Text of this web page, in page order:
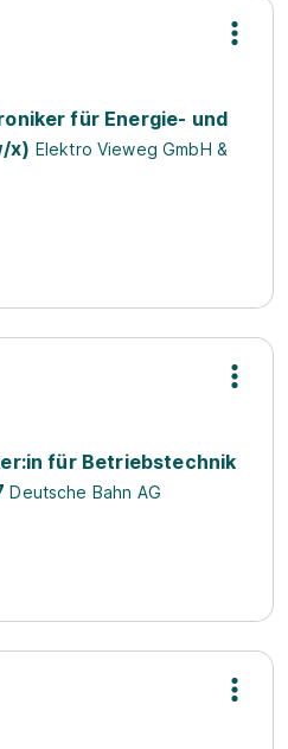
für Energie- und
x) Elektro Vieweg GmbH &
für Betriebstechnik
Deutsche Bahn AG